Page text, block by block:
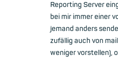
Reporting Server
bei mir immer einer
jemand anders
zufällig auch von
weniger vorstellen),